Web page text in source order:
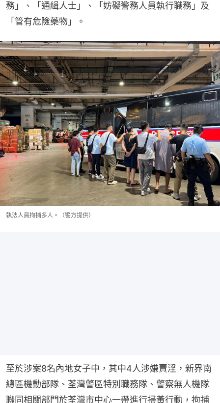
務」、「通緝人士」、「妨礙警務人員執行職務」及
「管有危險藥物」。
執法人員拘捕多人。（警方提供）
至於涉案8名內地女子中，其中4人涉嫌賣淫，新界南
總區機動部隊、荃灣警區特別職務隊、警察無人機隊
聯同相關部門於荃灣市中心一帶進行掃黃行動，拘捕